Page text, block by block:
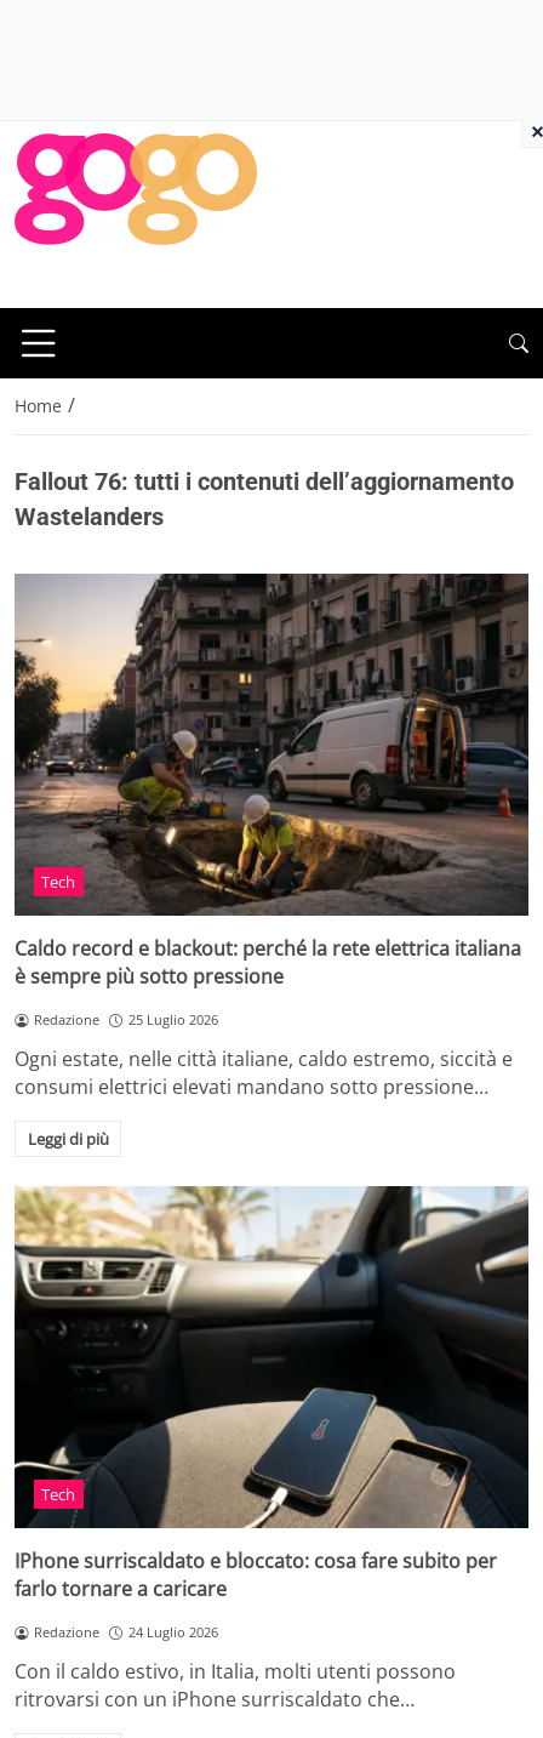
Home /
Fallout 76: tutti i contenuti dell’aggiornamento
Wastelanders
Tech
Caldo record e blackout: perché la rete elettrica italiana
è sempre più sotto pressione
Redazione 25 Luglio 2026
Ogni estate, nelle città italiane, caldo estremo, siccità e
consumi elettrici elevati mandano sotto pressione…
Leggi di più
Tech
IPhone surriscaldato e bloccato: cosa fare subito per
farlo tornare a caricare
Redazione 24 Luglio 2026
Con il caldo estivo, in Italia, molti utenti possono
ritrovarsi con un iPhone surriscaldato che…
×